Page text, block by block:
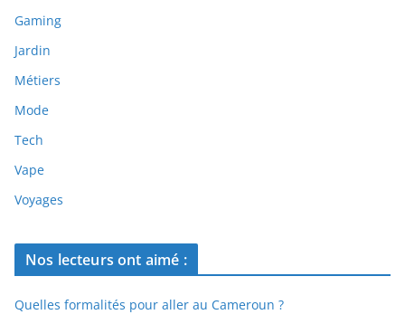
Gaming
Jardin
Métiers
Mode
Tech
Vape
Voyages
Nos lecteurs ont aimé :
Quelles formalités pour aller au Cameroun ?